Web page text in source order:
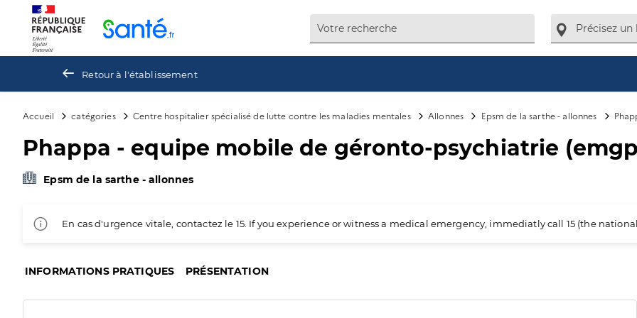
Retour à l'établissement
Accueil catégories Centre hospitalier spécialisé de lutte contre les maladies mentales Allonnes Epsm de la sarthe - allonnes
Phappa - equipe mobile de géronto-psychiatrie
Epsm de la sarthe - allonnes
En cas d'urgence vitale, contactez le 15. If you experience or witness a medical emergency, immediatly call 15 (the
INFORMATIONS PRATIQUES PRÉSENTATION
Panneau de gestion des cookies